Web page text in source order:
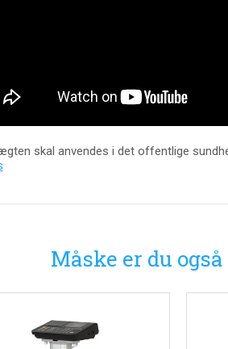
skal anvendes i det offentlige
Måske er du